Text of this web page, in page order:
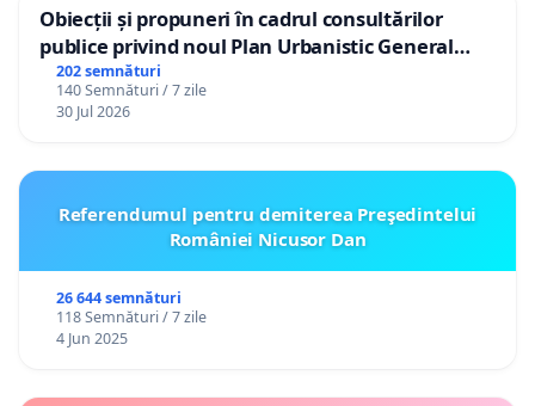
Obiecții și propuneri în cadrul consultărilor
publice privind noul Plan Urbanistic General
(PUG) Ialoveni
202 semnături
140 Semnături / 7 zile
30 Jul 2026
Referendumul pentru demiterea Preşedintelui
României Nicusor Dan
26 644 semnături
118 Semnături / 7 zile
4 Jun 2025